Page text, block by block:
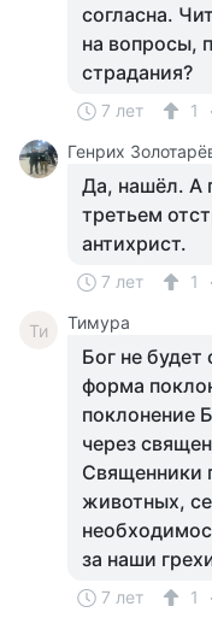
согласна.
на вопросы,
страдания?
7 лет
1
Генрих
Да, нашёл. А
третьем
антихрист.
7 лет 1
Ти Тимура
Бог не будет
форма
поклонение
через
Священники
животных,
за наши
7 лет 1